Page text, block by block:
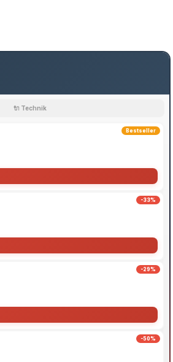
🔌 Technik
Bestseller
-33%
-29%
-50%